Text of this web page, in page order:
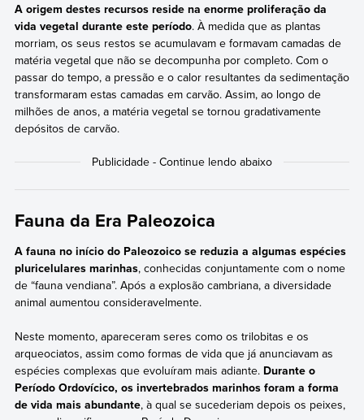
A origem destes recursos reside na enorme proliferação da
vida vegetal durante este período. À medida que as plantas
morriam, os seus restos se acumulavam e formavam camadas de
matéria vegetal que não se decompunha por completo. Com o
passar do tempo, a pressão e o calor resultantes da sedimentação
transformaram estas camadas em carvão. Assim, ao longo de
milhões de anos, a matéria vegetal se tornou gradativamente
depósitos de carvão.
Fauna da Era Paleozoica
A fauna no início do Paleozoico se reduzia a algumas espécies
pluricelulares marinhas, conhecidas conjuntamente com o nome
de “fauna vendiana”. Após a explosão cambriana, a diversidade
animal aumentou consideravelmente.
Neste momento, apareceram seres como os trilobitas e os
arqueociatos, assim como formas de vida que já anunciavam as
espécies complexas que evoluíram mais adiante. Durante o
Período Ordovícico, os invertebrados marinhos foram a forma
de vida mais abundante, à qual se sucederiam depois os peixes,